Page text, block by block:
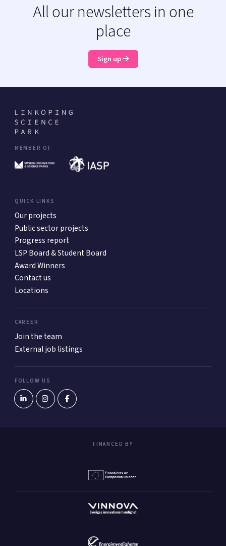
All our newsletters in one
place
Sign up
MEMBER OF
QUICK LINKS
Our projects
Public sector projects
Progress report
LSP Board & Student Board
Award Winners
Contact us
Locations
CAREER
Join the team
External job listings
FOLLOW US
FINANCED BY